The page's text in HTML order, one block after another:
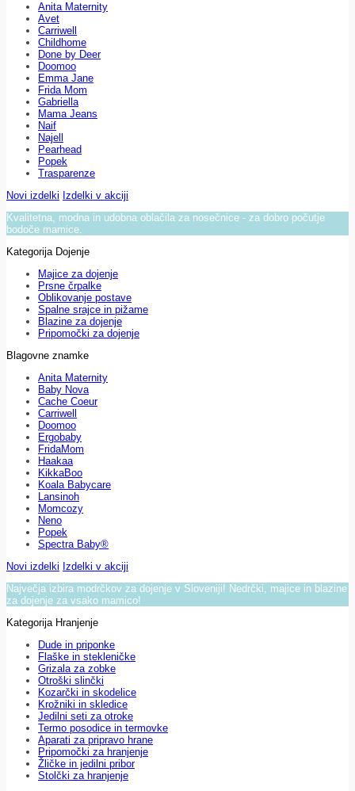
Anita Maternity
Avet
Carriwell
Childhome
Done by Deer
Doomoo
Emma Jane
Frida Mom
Gabriella
Mama Jeans
Naif
Najell
Pearhead
Popek
Trasparenze
Novi izdelki Izdelki v akciji
Kvalitetna, modna in udobna oblačila za nosečnice - za dobro počutje
bodoče mamice.
Kategorija Dojenje
Majice za dojenje
Prsne črpalke
Oblikovanje postave
Spalne srajce in pižame
Blazine za dojenje
Pripomočki za dojenje
Blagovne znamke
Anita Maternity
Baby Nova
Cache Coeur
Carriwell
Doomoo
Ergobaby
FridaMom
Haakaa
KikkaBoo
Koala Babycare
Lansinoh
Momcozy
Neno
Popek
Spectra Baby®
Novi izdelki Izdelki v akciji
Največja izbira modrčkov za dojenje v Sloveniji! Nedrčki, majice in blazine
za dojenje za vsako mamico!
Kategorija Hranjenje
Dude in priponke
Flaške in stekleničke
Grizala za zobke
Otroški slinčki
Kozarčki in skodelice
Krožniki in skledice
Jedilni seti za otroke
Termo posodice in termovke
Aparati za pripravo hrane
Pripomočki za hranjenje
Žličke in jedilni pribor
Stolčki za hranjenje